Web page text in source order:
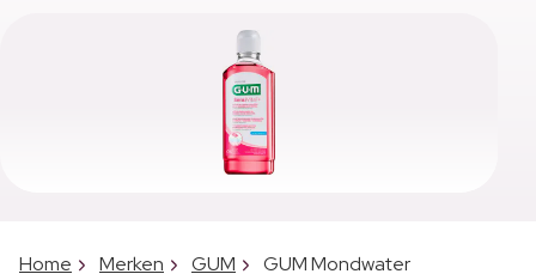
Home Merken GUM GUM Mondwater